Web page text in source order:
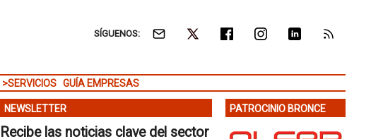
SÍGUENOS:
>SERVICIOS GUÍA EMPRESAS
NEWSLETTER
Recibe las noticias clave del sector
PATROCINIO BRONCE